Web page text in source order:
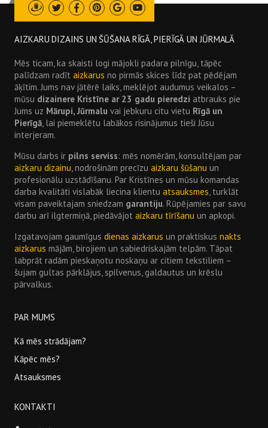
Draugiem
TwitterFacebookPinterest
GoogleYoutube
AIZKARU DIZAINS UN ŠŪŠANA RĪGĀ, PIERĪGĀ UN JŪRMALĀ
Mēs ticam, ka skaisti logi mājokli padara pilnīgu, tāpēc
palīdzam radītaizkarus no pirmās skices līdz pat pēdējam
āķītim. Jums nav jātērē laiks, meklējot audumus veikalos –
mūsu dizainere Kristīne ar 23 gadu pieredzi atbrauks pie
Jums uz Mārupi, Jūrmalu vai jebkuru citu vietu Rīgā un
Pierīgā, lai piemeklētu labākos risinājumus tieši Jūsu
interjeram.
Mūsu darbs ir pilns serviss: mēs nomērām, konsultējam par
aizkaru dizainu, nodrošinām precīzuaizkaru šūšanu un
profesionālu uzstādīšanu. Par Kristīnes un mūsu komandas
darba kvalitāti vislabāk liecina klientuatsauksmes, turklāt
visam paveiktajam sniedzam garantiju. Rūpējamies par savu
darbu arī ilgtermiņā, piedāvājotaizkaru tīrīšanu un apkopi.
Izgatavojam gaumīgusdienas aizkarus un praktiskusnakts
aizkarus mājām, birojiem un sabiedriskajām telpām. Tāpat
labprāt radām pieskaņotu noskaņu ar citiem tekstiliem –
šujam gultas pārklājus, spilvenus, galdautus un krēslu
pārvalkus.
PAR MUMS
Kā mēs strādājam?
Kāpēc mēs?
Atsauksmes
KONTAKTI